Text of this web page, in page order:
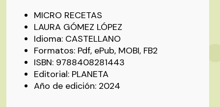
MICRO RECETAS
LAURA GÓMEZ LÓPEZ
Idioma: CASTELLANO
Formatos: Pdf, ePub, MOBI, FB2
ISBN: 9788408281443
Editorial: PLANETA
Año de edición: 2024